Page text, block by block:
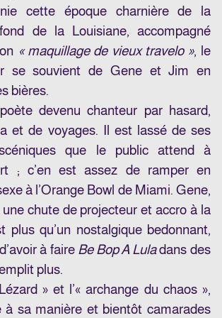
cette époque charnière de la
de la Louisiane, accompagné
« maquillage de vieux travelo », le
se souvient de Gene et Jim en
bières.
devenu chanteur par hasard,
et de voyages. Il est lassé de ses
que le public attend à
; c’en est assez de ramper en
à l’Orange Bowl de Miami. Gene,
chute de projecteur et accro à la
plus qu’un nostalgique bedonnant,
à faire Be Bop A Luladans des
plus.
» et l’« archange du chaos »,
à sa manière et bientôt camarades